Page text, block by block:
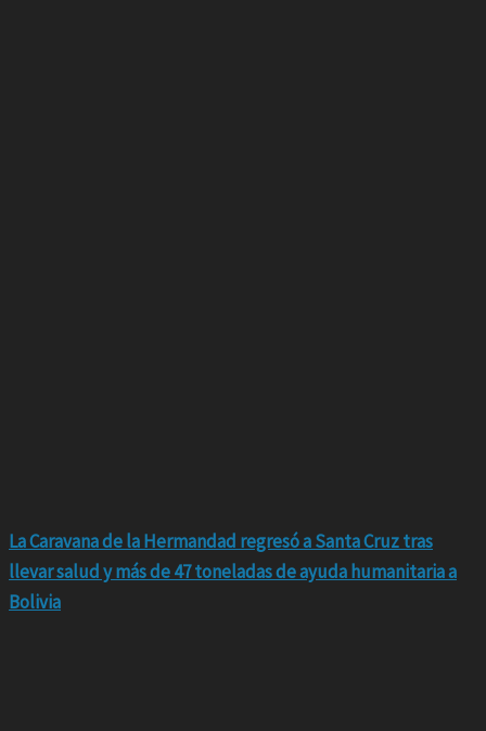
La Caravana de la Hermandad regresó a Santa Cruz tras
llevar salud y más de 47 toneladas de ayuda humanitaria a
Bolivia